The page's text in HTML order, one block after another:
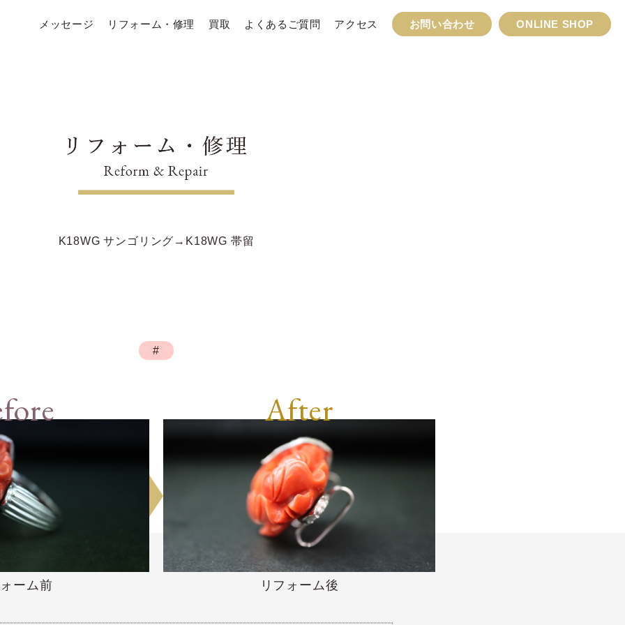
メッセージ リフォーム・修理 買取 よくあるご質問 アクセス お問い合わせ ONLINE SHOP
K18WG サンゴリング→K18WG 帯留
#
ーム前
After
リフォーム後